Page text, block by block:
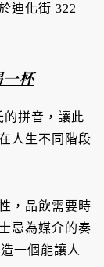
迪化街 322
杯
拼音，讓此
人生不同階段
，品飲需要時
忌為媒介的奏
一個能讓人